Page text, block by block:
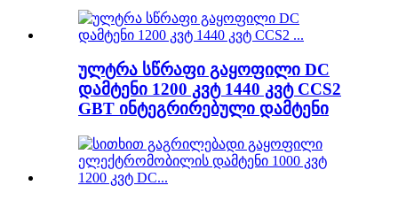
ულტრა სწრაფი გაყოფილი DC
დამტენი 1200 კვტ 1440 კვტ CCS2
GBT ინტეგრირებული დამტენი